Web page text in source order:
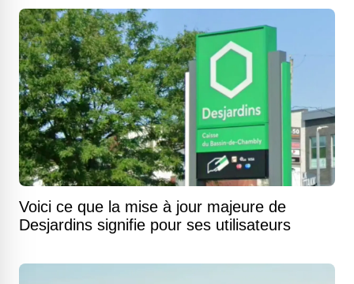
Voici ce que la mise à jour majeure de
Desjardins signifie pour ses utilisateurs